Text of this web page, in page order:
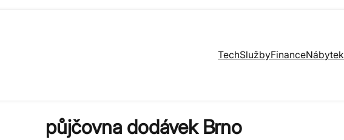
TechSlužbyFinanceNábytek
půjčovna dodávek Brno